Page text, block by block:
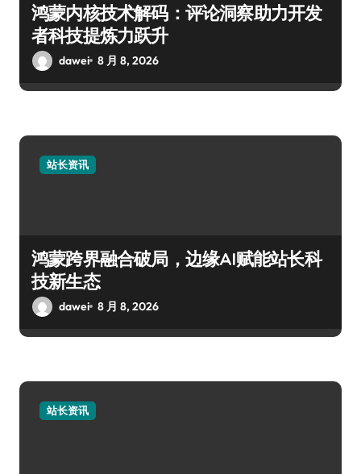
鸿蒙内核技术解码：评论洞察助力开发
者科技提炼力跃升
dawei 8 月 8, 2026
站长资讯
鸿蒙跨界融合破局，边缘AI赋能站长科
技新生态
dawei 8 月 8, 2026
站长资讯